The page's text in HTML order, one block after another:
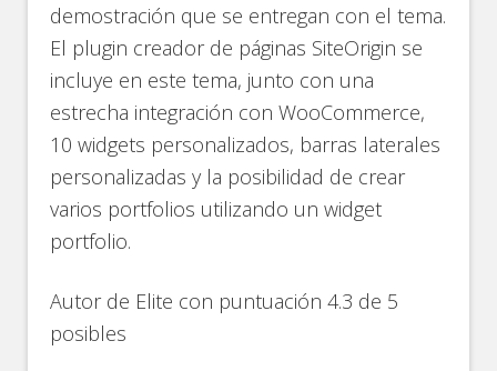
demostración que se entregan con el tema.
El plugin creador de páginas SiteOrigin se
incluye en este tema, junto con una
estrecha integración con WooCommerce,
10 widgets personalizados, barras laterales
personalizadas y la posibilidad de crear
varios portfolios utilizando un widget
portfolio.
Autor de Elite con puntuación 4.3 de 5
posibles